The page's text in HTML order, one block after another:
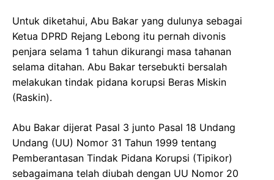
Untuk diketahui, Abu Bakar yang dulunya sebagai
Ketua DPRD Rejang Lebong itu pernah divonis
penjara selama 1 tahun dikurangi masa tahanan
selama ditahan. Abu Bakar tersebukti bersalah
melakukan tindak pidana korupsi Beras Miskin
(Raskin).
Abu Bakar dijerat Pasal 3 junto Pasal 18 Undang
Undang (UU) Nomor 31 Tahun 1999 tentang
Pemberantasan Tindak Pidana Korupsi (Tipikor)
sebagaimana telah diubah dengan UU Nomor 20